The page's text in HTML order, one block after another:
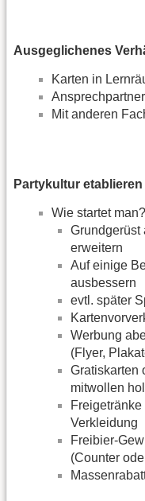
Ausgeglichenes
Karten in
Mit anderen
Partykultur etablieren
Wie startet man?
Grundgerüst
erweitern
Auf einige
ausbessern
evtl. später
Werbung
(Flyer,
Gratiskarten
mitwollen
Verkleidung
Freibier-
(Counter